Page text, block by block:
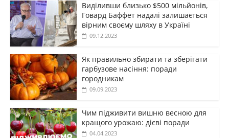
Виділивши близько $500 мільйонів,
Говард Баффет надалі залишається
вірним своєму шляху в Україні
09.12.2023
Як правильно збирати та зберігати
гарбузове насіння: поради
городникам
09.09.2023
Чим підживити вишню весною для
кращого урожаю: дієві поради
04.04.2023